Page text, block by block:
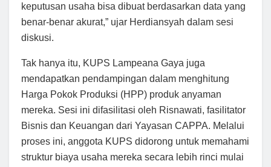
keputusan usaha bisa dibuat berdasarkan data yang
benar-benar akurat,” ujar Herdiansyah dalam sesi
diskusi.
Tak hanya itu, KUPS Lampeana Gaya juga
mendapatkan pendampingan dalam menghitung
Harga Pokok Produksi (HPP) produk anyaman
mereka. Sesi ini difasilitasi oleh Risnawati, fasilitator
Bisnis dan Keuangan dari Yayasan CAPPA. Melalui
proses ini, anggota KUPS didorong untuk memahami
struktur biaya usaha mereka secara lebih rinci mulai